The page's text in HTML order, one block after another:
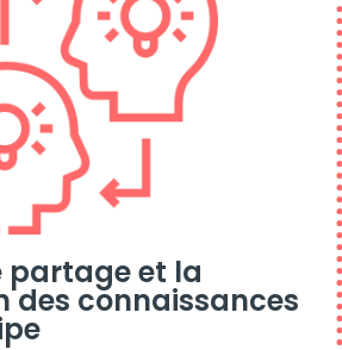
partage et la
des connaissances